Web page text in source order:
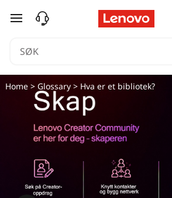
gå til hovedinnhold
Home> Glossary> Hva er et bibliotek?